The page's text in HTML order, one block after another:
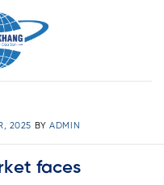
2025 BYADMIN
faces